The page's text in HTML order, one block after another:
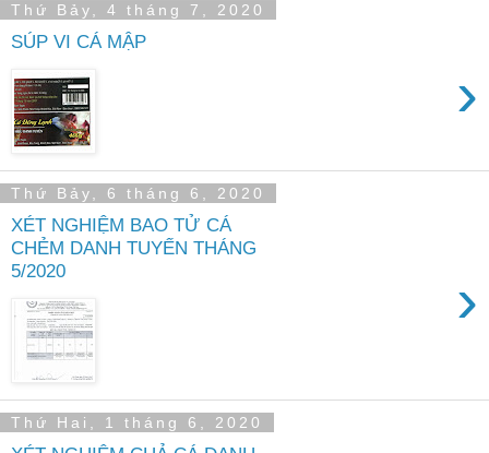
Thứ Bảy, 4 tháng 7, 2020
SÚP VI CÁ MẬP
›
Thứ Bảy, 6 tháng 6, 2020
XÉT NGHIỆM BAO TỬ CÁ
CHẺM DANH TUYẾN THÁNG
5/2020
›
Thứ Hai, 1 tháng 6, 2020